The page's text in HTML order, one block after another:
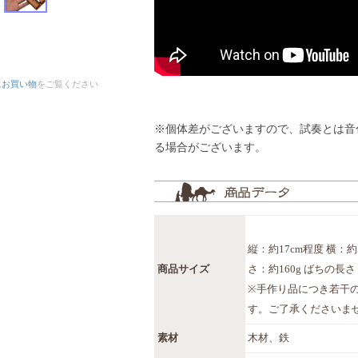
買い物をご覧ください
※個体差がございますので、試奏とは
る場合がございます。
商品サイズ
縦：約17cm程度 横：
さ：約160g ばちの長さ
※手作り品につき若干
す。ご了承くださいま
素材 木材、鉄